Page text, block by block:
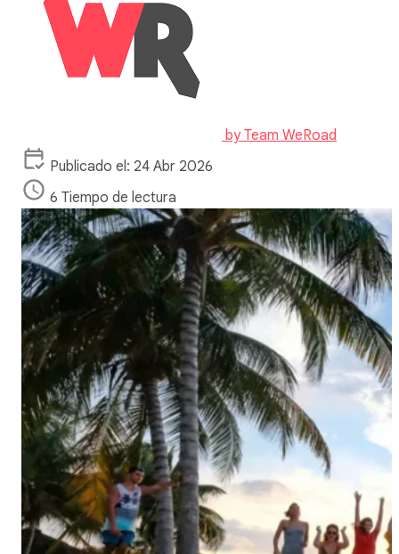
byTeam WeRoad
Publicado el: 24 Abr 2026
6 Tiempo de lectura